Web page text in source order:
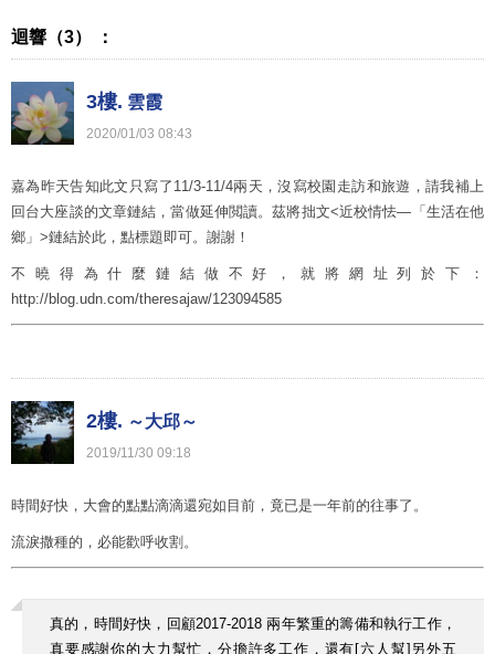
迴響（3） ：
3樓. 雲霞
2020/01 /03 08:43
嘉為昨天告知此文只寫了11/3-11/4兩天，沒寫校園走訪和旅遊，請我補上
回台大座談的文章鏈結，當做延伸閲讀。茲將拙文<近校情怯—「生活在他
鄉」>鏈結於此，點標題即可。謝謝！
不曉得為什麼鏈結做不好，就將網址列於下：
http://blog.udn.com/theresajaw/123094585
2樓. ～大邱～
2019/11 /30 09:18
時間好快，大會的點點滴滴還宛如目前，竟已是一年前的往事了。
流淚撒種的，必能歡呼收割。
真的，時間好快，回顧2017-2018 兩年繁重的籌備和執行工作，
真要感謝你的大力幫忙，分擔許多工作，還有[六人幫]另外五